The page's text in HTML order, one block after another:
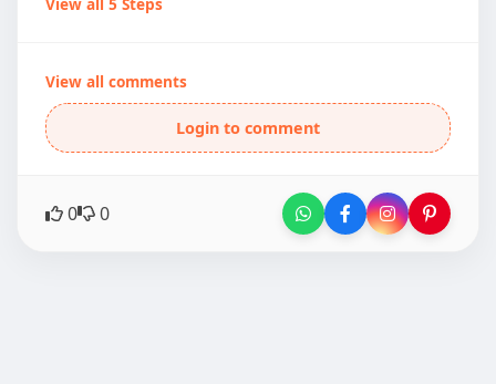
View all comments
Login to comment
0 0